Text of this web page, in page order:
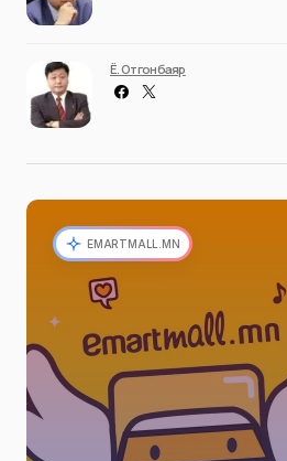
Ё. Отгонбаяр
EMARTMALL.MN